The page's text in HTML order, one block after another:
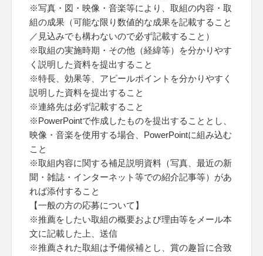
※写真・図・映像・音楽等により、取組の内容・取
組の成果（可能な限り数値的な成果を記載すること
／見込みでも構わないので必ず記載すること）
※取組の実施時期・その他（経緯等）を分かりやす
く説明した資料を提出すること
※特長、効果等、アピールポイントを分かりやすく
説明した資料を提出すること
※連絡先は必ず記載すること
※PowerPointで作成したものを提出することとし、
映像・音楽を使用する場合、PowerPointに組み込む
こと
※取組内容に関する補足説明資料（写真、最近の新
聞・雑誌・インターネット等での紹介記事等）があ
れば添付すること
【一般の方の応募について】
※推薦をしたい取組の概要および理由等をメール本
文に記載した上、送信
※推薦された取組は予備候補とし、賞の趣旨に合致